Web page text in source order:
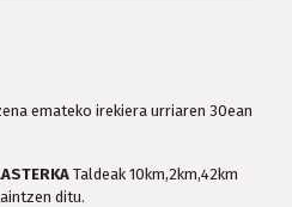
emateko irekiera urriaren 30ean
Taldeak 10km,2km,42km
ditu.